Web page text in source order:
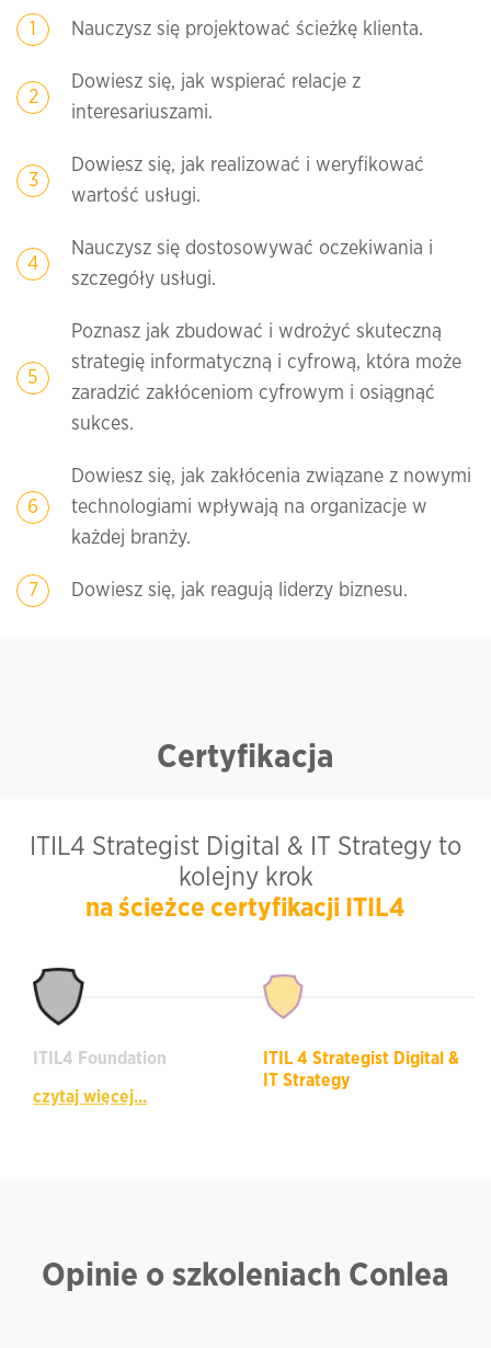
Nauczysz się projektować ścieżkę klienta.
Dowiesz się, jak wspierać relacje z
interesariuszami.
Dowiesz się, jak realizować i weryfikować
wartość usługi.
Nauczysz się dostosowywać oczekiwania i
szczegóły usługi.
Poznasz jak zbudować i wdrożyć skuteczną
strategię informatyczną i cyfrową, która może
zaradzić zakłóceniom cyfrowym i osiągnąć
sukces.
Dowiesz się, jak zakłócenia związane z nowymi
technologiami wpływają na organizacje w
każdej branży.
Dowiesz się, jak reagują liderzy biznesu.
Certyfikacja
ITIL4 Strategist Digital & IT Strategy to
kolejny krok
na ścieżce certyfikacji ITIL4
ITIL4 Foundation
czytaj więcej...
ITIL 4 Strategist Digital &
IT Strategy
Opinie o szkoleniach Conlea